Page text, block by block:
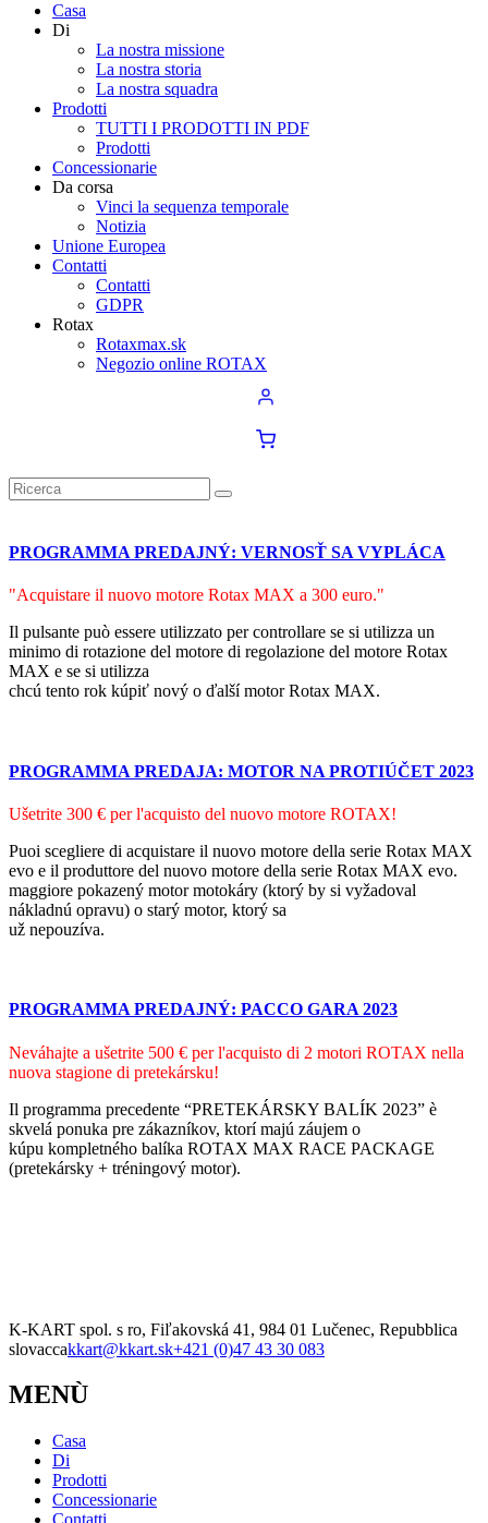
Casa
Di
La nostra missione
La nostra storia
La nostra squadra
Prodotti
TUTTI I PRODOTTI IN PDF
Prodotti
Concessionarie
Da corsa
Vinci la sequenza temporale
Notizia
Unione Europea
Contatti
Contatti
GDPR
Rotax
Rotaxmax.sk
Negozio online ROTAX
PROGRAMMA PREDAJNÝ: VERNOSŤ SA VYPLÁCA
"Acquistare il nuovo motore Rotax MAX a 300 euro."
Il pulsante può essere utilizzato per controllare se si utilizza un
minimo di rotazione del motore di regolazione del motore Rotax
MAX e se si utilizza
chcú tento rok kúpiť nový o ďalší motor Rotax MAX.
PROGRAMMA PREDAJA: MOTOR NA PROTIÚČET 2023
Ušetrite 300 € per l'acquisto del nuovo motore ROTAX!
Puoi scegliere di acquistare il nuovo motore della serie Rotax MAX
evo e il produttore del nuovo motore della serie Rotax MAX evo.
maggiore pokazený motor motokáry (ktorý by si vyžadoval
nákladnú opravu) o starý motor, ktorý sa
už nepouzíva.
PROGRAMMA PREDAJNÝ: PACCO GARA 2023
Neváhajte a ušetrite 500 € per l'acquisto di 2 motori ROTAX nella
nuova stagione di pretekársku!
Il programma precedente “PRETEKÁRSKY BALÍK 2023” è
skvelá ponuka pre zákazníkov, ktorí majú záujem o
kúpu kompletného balíka ROTAX MAX RACE PACKAGE
(pretekársky + tréningový motor).
K-KART spol. s ro, Fiľakovská 41, 984 01 Lučenec, Repubblica
slovaccakkart@kkart.sk+421 (0)47 43 30 083
MENÙ
Casa
Di
Prodotti
Concessionarie